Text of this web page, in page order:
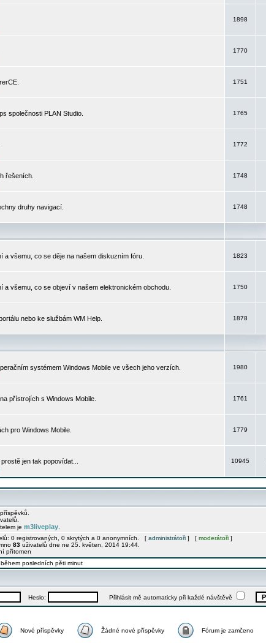
1898
1770
1751
společnosti PLAN Studio.
1765
1772
řešeních.
1748
druhy navigací.
1748
a všemu, co se děje na našem diskuzním fóru.
1823
a všemu, co se objeví v našem elektronickém obchodu.
1750
nebo ke službám WM Help.
1878
systémem Windows Mobile ve všech jeho verzích.
1980
přístrojích s Windows Mobile.
1761
pro Windows Mobile.
1779
jen tak popovídat...
10945
příspěvků.
je m3liveplay
0 registrovaných, 0 skrytých a 0 anonymních. [ administrátoři ] [ moderátoři ]
83 uživatelů dne ne 25. květen, 2014 19:44.
přítomen
posledních pěti minut
Heslo: Přihlásit mě automaticky při každé návštěvě
Nové příspěvky Žádné nové příspěvky Fórum je zamčeno